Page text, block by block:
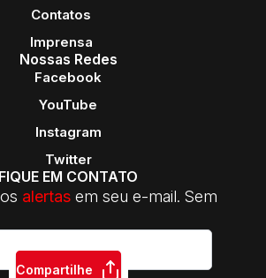
Compartilhe
Contatos
Imprensa
Nossas Redes
Facebook
YouTube
Instagram
Twitter
FIQUE EM CONTATO
alertas em seu e-mail. Sem